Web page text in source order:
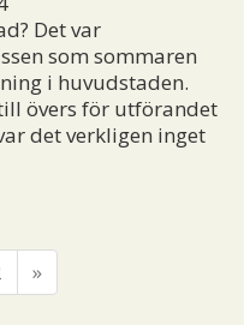
Det var
som sommaren
i huvudstaden.
övers för utförandet
det verkligen inget
»